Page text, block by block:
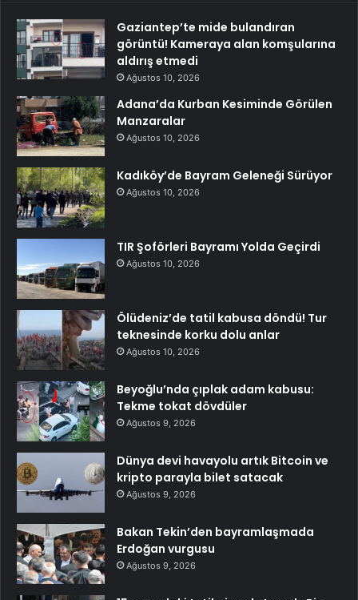
Gaziantep’te mide bulandıran
görüntü! Kameraya alan komşularına
aldırış etmedi
Ağustos 10, 2026
Adana’da Kurban Kesiminde Görülen
Manzaralar
Ağustos 10, 2026
Kadıköy’de Bayram Geleneği Sürüyor
Ağustos 10, 2026
TIR Şoförleri Bayramı Yolda Geçirdi
Ağustos 10, 2026
Ölüdeniz’de tatil kabusa döndü! Tur
teknesinde korku dolu anlar
Ağustos 10, 2026
Beyoğlu’nda çıplak adam kabusu:
Tekme tokat dövdüler
Ağustos 9, 2026
Dünya devi havayolu artık Bitcoin ve
kripto parayla bilet satacak
Ağustos 9, 2026
Bakan Tekin’den bayramlaşmada
Erdoğan vurgusu
Ağustos 9, 2026